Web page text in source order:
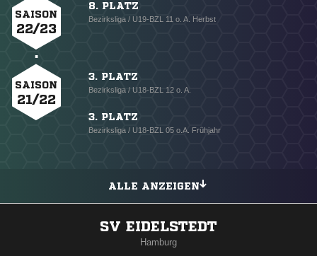
SAISON
22/23
8. PLATZ
Bezirksliga / U19-BZL 11 o. A. Herbst
SAISON
21/22
3. PLATZ
Bezirksliga / U18-BZL 12 o. A.
3. PLATZ
Bezirksliga / U18-BZL 05 o.A. Frühjahr
ALLE ANZEIGEN
SV EIDELSTEDT
Hamburg